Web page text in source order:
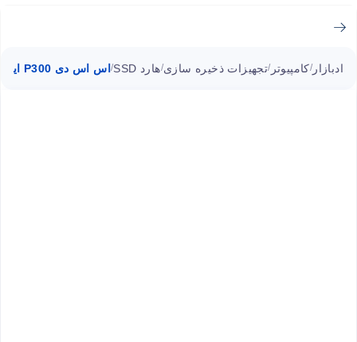
ادبازار /کامپیوتر /تجهیزات ذخیره سازی/هارد SSD /اس اس دی P300 اینترنال M.2 پتریوت ۱۲۸ گیگابایت